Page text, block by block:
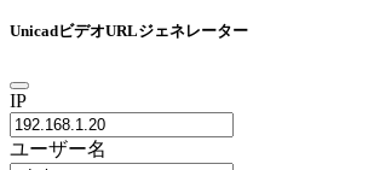
UnicadビデオURLジェネレーター
IP
ユーザー名